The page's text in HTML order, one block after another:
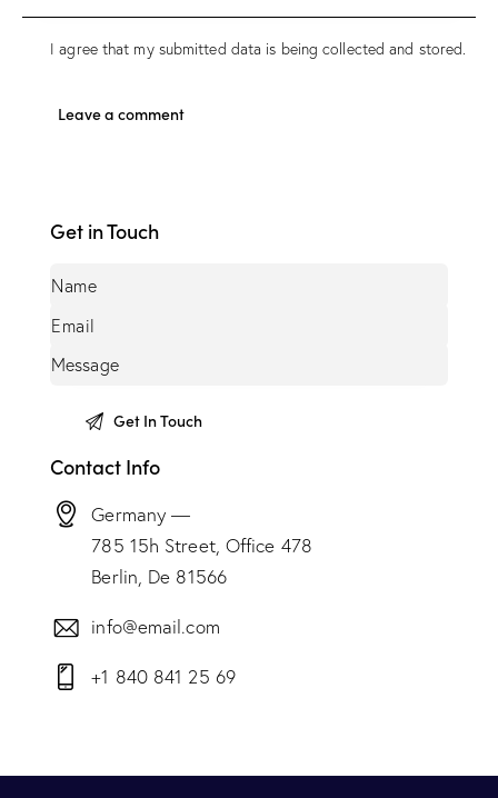
I agree that my submitted data is being collected and stored.
Get in Touch
Contact Info
Germany —
785 15h Street, Office 478
Berlin, De 81566
info@email.com
+1 840 841 25 69